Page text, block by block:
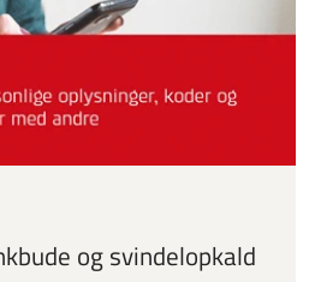
og svindelopkald